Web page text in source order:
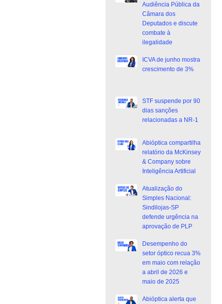
Audiência Pública da
Câmara dos
Deputados e discute
combate à
ilegalidade
ICVA de junho mostra
crescimento de 3%
STF suspende por 90
dias sanções
relacionadas a NR-1
Abióptica compartilha
relatório da McKinsey
& Company sobre
Inteligência Artificial
Atualização do
Simples Nacional:
Sindilojas-SP
defende urgência na
aprovação de PLP
Desempenho do
setor óptico recua 3%
em maio com relação
a abril de 2026 e
maio de 2025
Abióptica alerta que